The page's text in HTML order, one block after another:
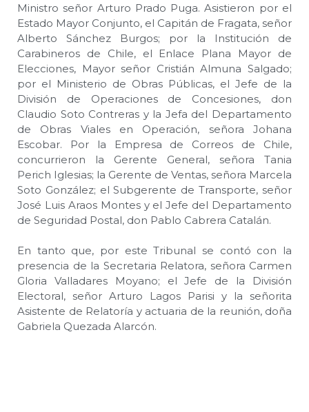
Ministro señor Arturo Prado Puga. Asistieron por el
Estado Mayor Conjunto, el Capitán de Fragata, señor
Alberto Sánchez Burgos; por la Institución de
Carabineros de Chile, el Enlace Plana Mayor de
Elecciones, Mayor señor Cristián Almuna Salgado;
por el Ministerio de Obras Públicas, el Jefe de la
División de Operaciones de Concesiones, don
Claudio Soto Contreras y la Jefa del Departamento
de Obras Viales en Operación, señora Johana
Escobar. Por la Empresa de Correos de Chile,
concurrieron la Gerente General, señora Tania
Perich Iglesias; la Gerente de Ventas, señora Marcela
Soto González; el Subgerente de Transporte, señor
José Luis Araos Montes y el Jefe del Departamento
de Seguridad Postal, don Pablo Cabrera Catalán.
En tanto que, por este Tribunal se contó con la
presencia de la Secretaria Relatora, señora Carmen
Gloria Valladares Moyano; el Jefe de la División
Electoral, señor Arturo Lagos Parisi y la señorita
Asistente de Relatoría y actuaria de la reunión, doña
Gabriela Quezada Alarcón.